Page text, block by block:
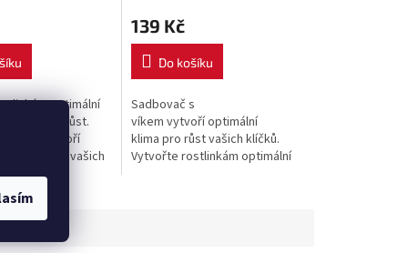
optimální
klíčení a růst.
víkem vytvoří
pro růst vašich
139 Kč
Do košíku
Sadbovač s
víkem vytvoří optimální
klima pro růst vašich klíčků.
Vytvořte rostlinkám optimální